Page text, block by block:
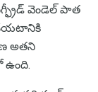
వెండెల్ పాత
అతని
ఉంది.